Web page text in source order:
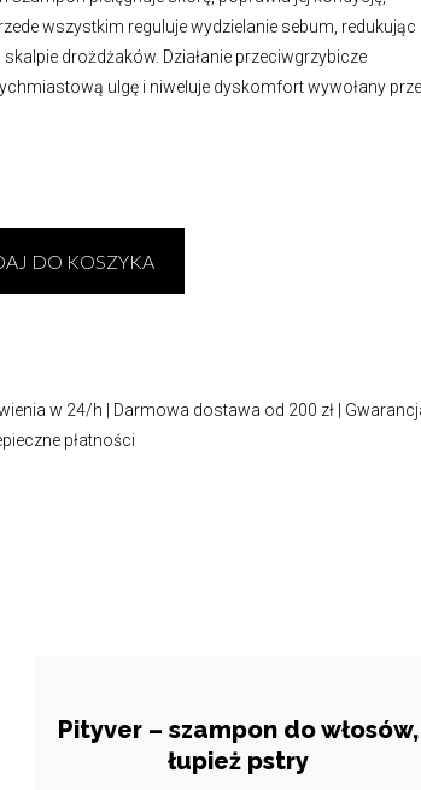
wszystkim reguluje wydzielanie sebum, redukując
drożdżaków. Działanie przeciwgrzybicze
ulgę i niweluje dyskomfort wywołany
DO KOSZYKA
w 24/h | Darmowa dostawa od 200 zł |
płatności
Pityver – szampon do włosów,
łupież pstry